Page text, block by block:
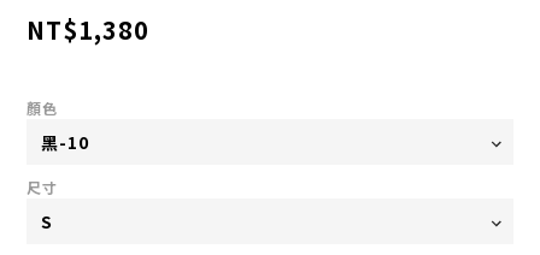
NT$1,380
顏色
尺寸